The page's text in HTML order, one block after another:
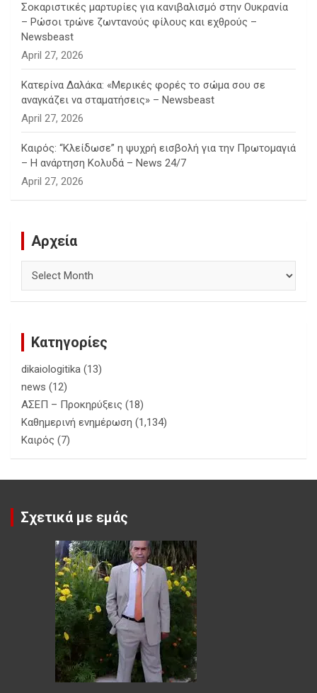
Σοκαριστικές μαρτυρίες για κανιβαλισμό στην Ουκρανία
– Ρώσοι τρώνε ζωντανούς φίλους και εχθρούς –
Newsbeast
April 27, 2026
Κατερίνα Δαλάκα: «Μερικές φορές το σώμα σου σε
αναγκάζει να σταματήσεις» – Newsbeast
April 27, 2026
Καιρός: “Κλείδωσε” η ψυχρή εισβολή για την Πρωτομαγιά
– Η ανάρτηση Κολυδά – News 24/7
April 27, 2026
Αρχεία
Κατηγορίες
dikaiologitika (13)
news (12)
ΑΣΕΠ – Προκηρύξεις (18)
Καθημερινή ενημέρωση (1,134)
Καιρός (7)
Σχετικά με εμάς